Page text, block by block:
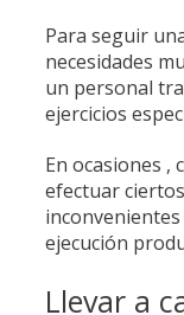
Para seguir
necesidades
un personal
ejercicios
En ocasiones ,
efectuar
ejecución
Llevar a